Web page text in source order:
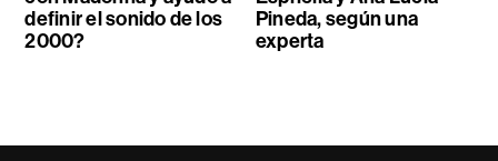
definir el sonido de los
2000?
Pineda, según una
experta